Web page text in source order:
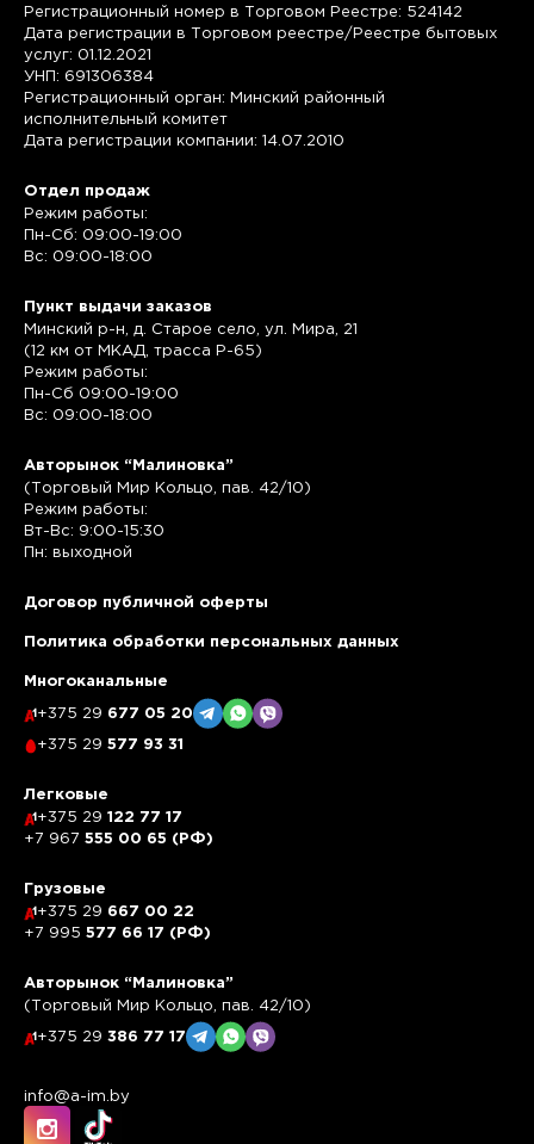
Регистрационный номер в Торговом Реестре: 524142
Дата регистрации в Торговом реестре/Реестре бытовых
услуг: 01.12.2021
УНП: 691306384
Регистрационный орган: Минский районный
исполнительный комитет
Дата регистрации компании: 14.07.2010
Отдел продаж
Режим работы:
Пн-Сб: 09:00-19:00
Вс: 09:00-18:00
Пункт выдачи заказов
Минский р-н, д. Старое село, ул. Мира, 21
(12 км от МКАД, трасса P-65)
Режим работы:
Пн-Сб 09:00-19:00
Вс: 09:00-18:00
Авторынок “Малиновка”
(Торговый Мир Кольцо, пав. 42/10)
Режим работы:
Вт-Вс: 9:00-15:30
Пн: выходной
Договор публичной оферты
Политика обработки персональных данных
Многоканальные
+375 29 677 05 20
+375 29 577 93 31
Легковые
+375 29 122 77 17
+7 967 555 00 65 (РФ)
Грузовые
+375 29 667 00 22
+7 995 577 66 17 (РФ)
Авторынок “Малиновка”
(Торговый Мир Кольцо, пав. 42/10)
+375 29 386 77 17
info@a-im.by